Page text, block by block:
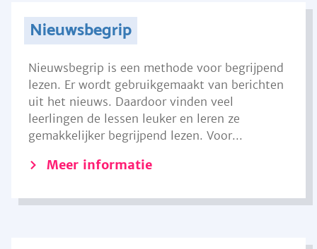
Nieuwsbegrip
Nieuwsbegrip is een methode voor begrijpend
lezen. Er wordt gebruikgemaakt van berichten
uit het nieuws. Daardoor vinden veel
leerlingen de lessen leuker en leren ze
gemakkelijker begrijpend lezen. Voor...
Meer informatie